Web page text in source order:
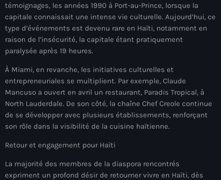
Antony Blinken
Arabe
Arcahaie
Arcahaie gangs Attack
Arcahaie Haiti
art and culture
Art Haiti
Art x Ayiti
témoignages, les années 1990 à Port-au-Prince, lorsque la
capitale connaissait une intense vie culturelle. Aujourd’hui, ce
type d’événements est devenu rare en Haïti, notamment en
raison de l’insécurité, la capitale étant pratiquement
paralysée après 19 heures.
À Miami, en revanche, les initiatives culturelles et
entrepreneuriales se multiplient. Par exemple, Claude
Mancuso a ouvert en avril un restaurant, Paradis Tropical, à
North Lauderdale. De son côté, la chaîne Chef Creole continue
de se développer avec plusieurs établissements, renforçant
son rôle dans la visibilité de la cuisine haïtienne.
Retour et engagement pour Haïti
La majorité des membres de la diaspora rencontrés
expriment un profond désir de retourner vivre en Haïti, dès